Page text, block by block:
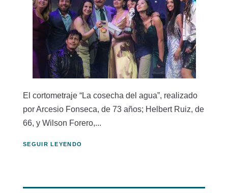
El cortometraje “La cosecha del agua”, realizado
por Arcesio Fonseca, de 73 años; Helbert Ruiz, de
66, y Wilson Forero,...
SEGUIR LEYENDO